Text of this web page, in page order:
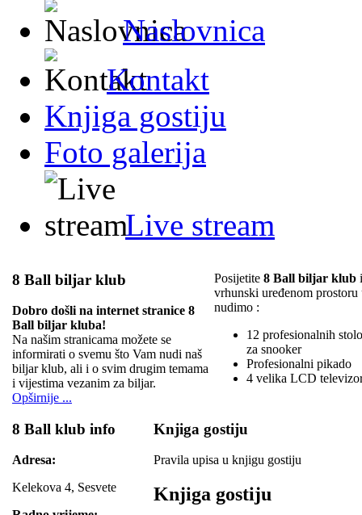
Naslovnica
Kontakt
Knjiga gostiju
Foto galerija
Live stream
8 Ball biljar klub
Dobro došli na internet stranice 8
Ball biljar kluba!
Na našim stranicama možete se
informirati o svemu što Vam nudi naš
biljar klub, ali i o svim drugim temama
i vijestima vezanim za biljar.
Opširnije ...
Posijetite 8 Ball biljar klub
vrhunski uređenom
nudimo :
12 profesionalnih
za snooker
Profesionalni pikado
4 velika LCD
8 Ball klub info
Adresa:
Kelekova 4, Sesvete
Knjiga gostiju
Pravila upisa u knjigu gostiju
Knjiga gostiju